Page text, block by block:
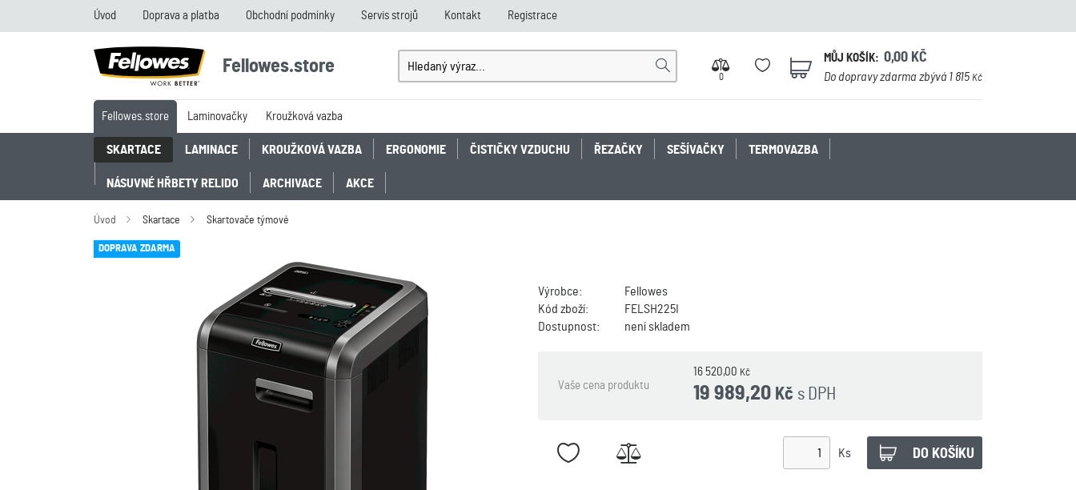
Úvod Doprava a platba Obchodní podmínky Servis strojů Kontakt Registrace
Fellowes.store
0
0
MŮJ KOŠÍK: 0,00 KČ
Do dopravy zdarma zbývá 1 815Kč
Fellowes.store Laminovačky Kroužková vazba
SKARTACE LAMINACE KROUŽKOVÁ VAZBA ERGONOMIE ČISTIČKY VZDUCHU ŘEZAČKY SEŠÍVAČKY TERMOVAZBA
NÁSUVNÉ HŘBETY RELIDO ARCHIVACE AKCE
Úvod Skartace Skartovače týmové
DOPRAVA ZDARMA
Výrobce:
Fellowes
Kód zboží:
FELSH225I
Dostupnost:
není skladem
Vaše cena produktu
16 520,00 Kč
s DPH
19 989,20 Kč
Ks